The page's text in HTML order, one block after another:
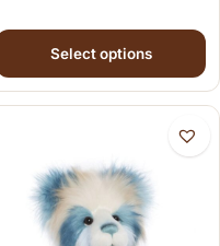
The options may
Select options
This product has